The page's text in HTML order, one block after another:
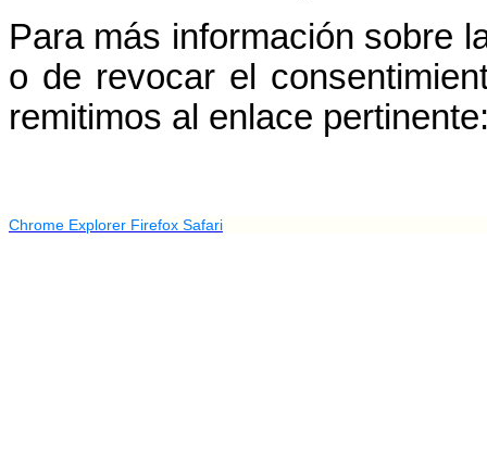
Para más información sobre
o de revocar el
remitimos al enlace
Chrome Explorer Firefox Safari